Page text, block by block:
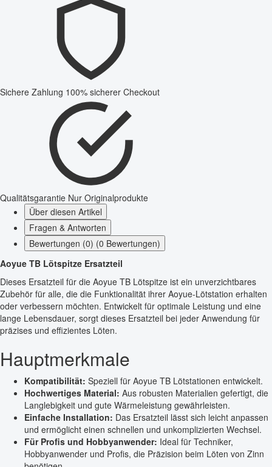
Sichere Zahlung 100% sicherer Checkout
Qualitätsgarantie Nur Originalprodukte
Über diesen Artikel
Fragen & Antworten
Bewertungen (0) (0 Bewertungen)
Aoyue TB Lötspitze Ersatzteil
Dieses Ersatzteil für die Aoyue TB Lötspitze ist ein unverzichtbares
Zubehör für alle, die die Funktionalität ihrer Aoyue-Lötstation erhalten
oder verbessern möchten. Entwickelt für optimale Leistung und eine
lange Lebensdauer, sorgt dieses Ersatzteil bei jeder Anwendung für
präzises und effizientes Löten.
Hauptmerkmale
Kompatibilität: Speziell für Aoyue TB Lötstationen entwickelt.
Hochwertiges Material: Aus robusten Materialien gefertigt, die
Langlebigkeit und gute Wärmeleistung gewährleisten.
Einfache Installation: Das Ersatzteil lässt sich leicht anpassen
und ermöglicht einen schnellen und unkomplizierten Wechsel.
Für Profis und Hobbyanwender: Ideal für Techniker,
Hobbyanwender und Profis, die Präzision beim Löten von Zinn